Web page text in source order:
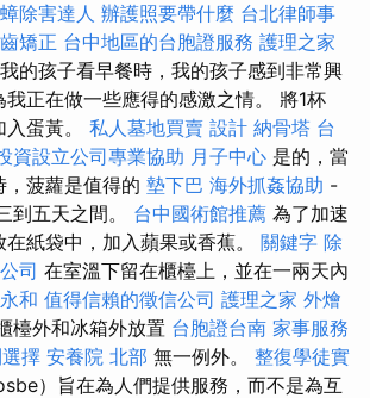
除害達人 辦護照要帶什麼 台北律師事
矯正 台中地區的台胞證服務 護理之家
的孩子看早餐時，我的孩子感到非常興
正在做一些應得的感激之情。 將1杯
蛋黃。 私人墓地買賣 設計 納骨塔 台
資設立公司專業協助 月子中心 是的，當
菠蘿是值得的 墊下巴 海外抓姦協助 -
到五天之間。 台中國術館推薦 為了加速
紙袋中，加入蘋果或香蕉。 關鍵字 除
司 在室溫下留在櫃檯上，並在一兩天內
和 值得信賴的徵信公司 護理之家 外燴
檯外和冰箱外放置 台胞證台南 家事服務
擇 安養院 北部 無一例外。 整復學徒實
）旨在為人們提供服務，而不是為互